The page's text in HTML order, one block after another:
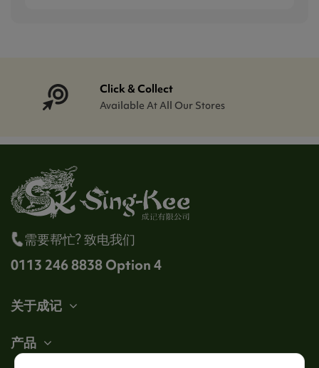
Click & Collect
Available At All Our Stores
需要帮忙? 致电我们
0113 246 8838 Option 4
关于成记
产品